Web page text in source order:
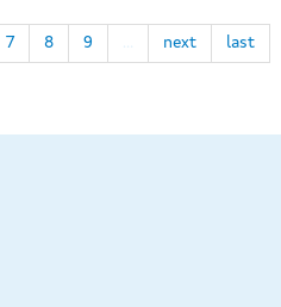
7 8 9 … next last